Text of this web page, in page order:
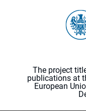
The project
publications at
European